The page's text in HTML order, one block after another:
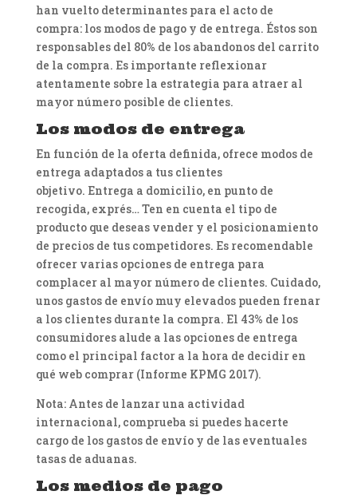
han vuelto determinantes para el acto de
compra: los modos de pago y de entrega. Éstos son
responsables del 80% de los abandonos del carrito
de la compra. Es importante reflexionar
atentamente sobre la estrategia para atraer al
mayor número posible de clientes.
Los modos de entrega
En función de la oferta definida, ofrece modos de
entrega adaptados a tus clientes
objetivo. Entrega a domicilio, en punto de
recogida, exprés… Ten en cuenta el tipo de
producto que deseas vender y el posicionamiento
de precios de tus competidores. Es recomendable
ofrecer varias opciones de entrega para
complacer al mayor número de clientes. Cuidado,
unos gastos de envío muy elevados pueden frenar
a los clientes durante la compra. El 43% de los
consumidores alude a las opciones de entrega
como el principal factor a la hora de decidir en
qué web comprar (Informe KPMG 2017).
Nota: Antes de lanzar una actividad
internacional, comprueba si puedes hacerte
cargo de los gastos de envío y de las eventuales
tasas de aduanas.
Los medios de pago